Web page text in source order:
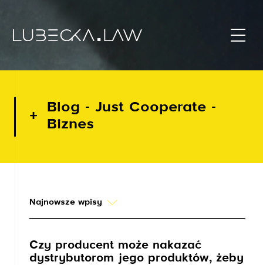
Blog - Just Cooperate -
Biznes
Najnowsze wpisy
Czy producent może nakazać
dystrybutorom jego produktów, żeby